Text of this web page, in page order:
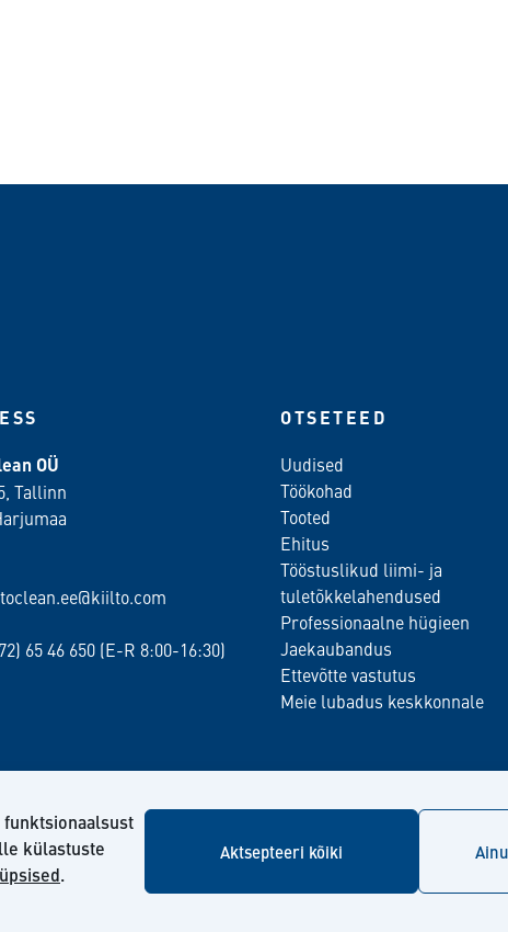
külastuste
.
Aktsepteeri kõiki
OÜ
Tallinn
65 46 650 (E-R 8:00-16:30)
OTSETEED
Uudised
Töökohad
Tooted
Ehitus
Tööstuslikud liimi- ja
tuletõkkelahendused
Professionaalne hügieen
Jaekaubandus
Ettevõtte vastutus
Meie lubadus keskkonnale